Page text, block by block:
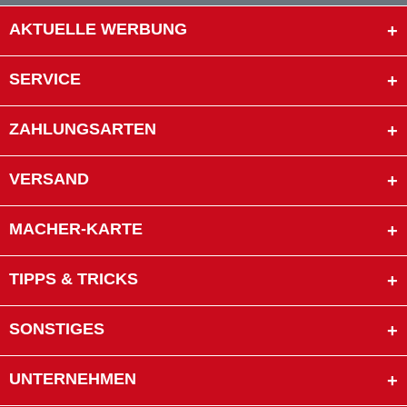
AKTUELLE WERBUNG
SERVICE
ZAHLUNGSARTEN
VERSAND
MACHER-KARTE
TIPPS & TRICKS
SONSTIGES
UNTERNEHMEN